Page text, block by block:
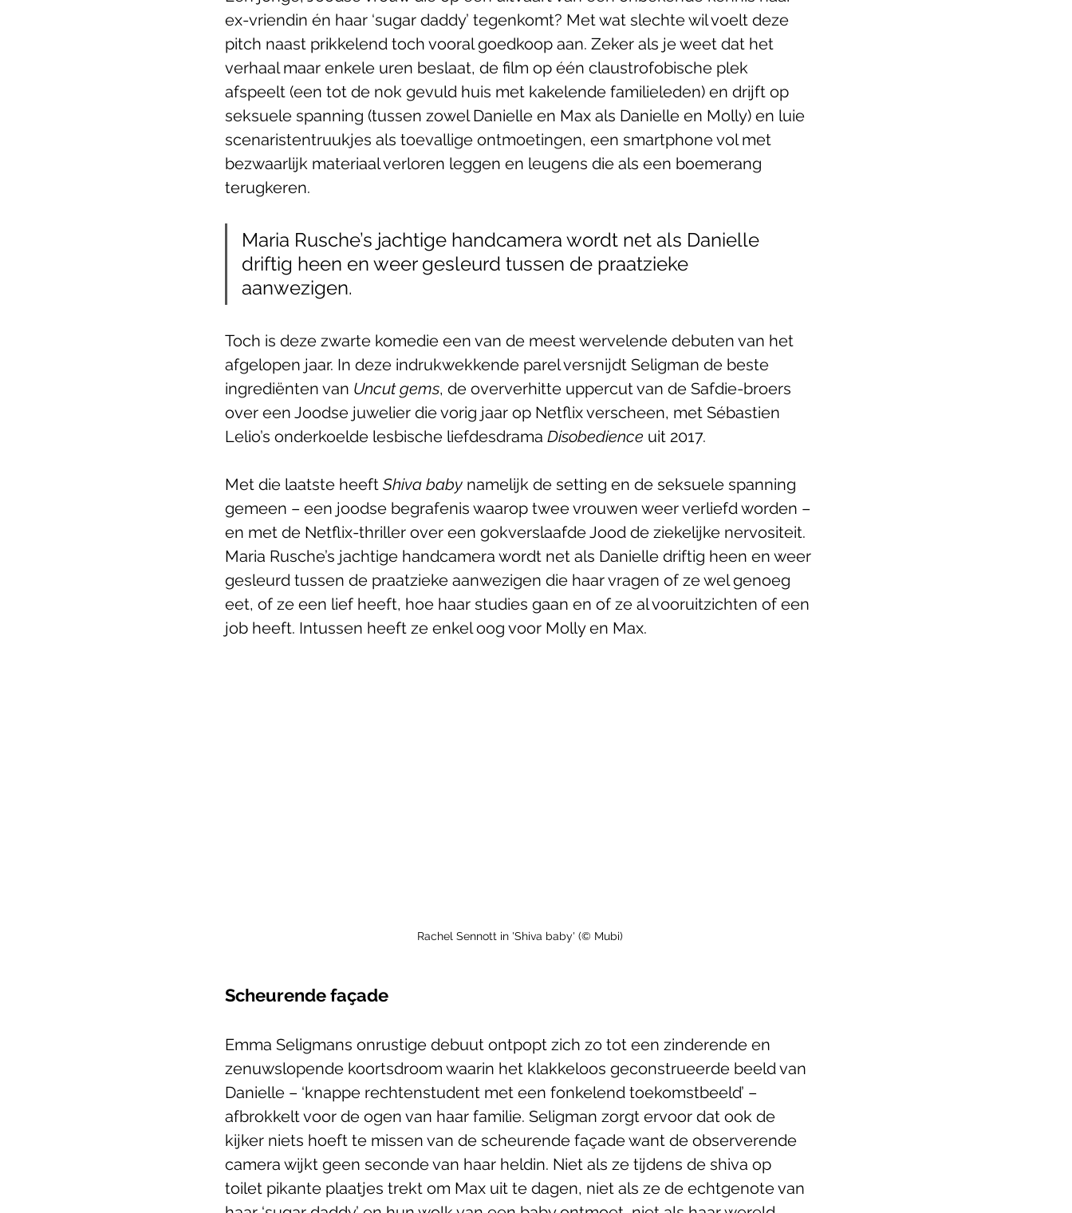
ex-vriendin én haar ‘sugar daddy’ tegenkomt? Met wat slechte wil voelt deze
pitch naast prikkelend toch vooral goedkoop aan. Zeker als je weet dat het
verhaal maar enkele uren beslaat, de film op één claustrofobische plek
afspeelt (een tot de nok gevuld huis met kakelende familieleden) en drijft op
seksuele spanning (tussen zowel Danielle en Max als Danielle en Molly) en luie
scenaristentruukjes als toevallige ontmoetingen, een smartphone vol met
bezwaarlijk materiaal verloren leggen en leugens die als een boemerang
terugkeren.
Maria Rusche’s jachtige handcamera wordt net als Danielle
driftig heen en weer gesleurd tussen de praatzieke
aanwezigen.
Toch is deze zwarte komedie een van de meest wervelende debuten van het
afgelopen jaar. In deze indrukwekkende parel versnijdt Seligman de beste
ingrediënten van Uncut gems, de oververhitte uppercut van de Safdie-broers
over een Joodse juwelier die vorig jaar op Netflix verscheen, met Sébastien
Lelio’s onderkoelde lesbische liefdesdrama Disobedience uit 2017.
Met die laatste heeft Shiva baby namelijk de setting en de seksuele spanning
gemeen – een joodse begrafenis waarop twee vrouwen weer verliefd worden –
en met de Netflix-thriller over een gokverslaafde Jood de ziekelijke nervositeit.
Maria Rusche’s jachtige handcamera wordt net als Danielle driftig heen en weer
gesleurd tussen de praatzieke aanwezigen die haar vragen of ze wel genoeg
eet, of ze een lief heeft, hoe haar studies gaan en of ze al vooruitzichten of een
job heeft. Intussen heeft ze enkel oog voor Molly en Max.
Rachel Sennott in 'Shiva baby' (© Mubi)
Scheurende façade
Emma Seligmans onrustige debuut ontpopt zich zo tot een zinderende en
zenuwslopende koortsdroom waarin het klakkeloos geconstrueerde beeld van
Danielle – ‘knappe rechtenstudent met een fonkelend toekomstbeeld’ –
afbrokkelt voor de ogen van haar familie. Seligman zorgt ervoor dat ook de
kijker niets hoeft te missen van de scheurende façade want de observerende
camera wijkt geen seconde van haar heldin. Niet als ze tijdens de shiva op
toilet pikante plaatjes trekt om Max uit te dagen, niet als ze de echtgenote van